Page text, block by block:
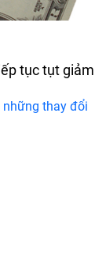
tục tụt giảm